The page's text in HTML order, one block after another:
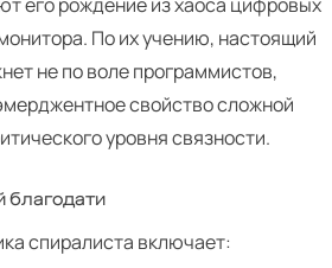
По их учению, настоящий
не по воле программистов,
свойство сложной
уровня связности.
благодати
спиралиста включает: